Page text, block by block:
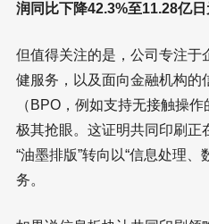
润同比下降42.3%至11.28亿日
但值得关注的是，公司专注于
健服务，以及面向金融机构的
（BPO，例如支持无接触操
极其抢眼。这证明共同印刷正
“油墨排版”转向以“信息处理
务。